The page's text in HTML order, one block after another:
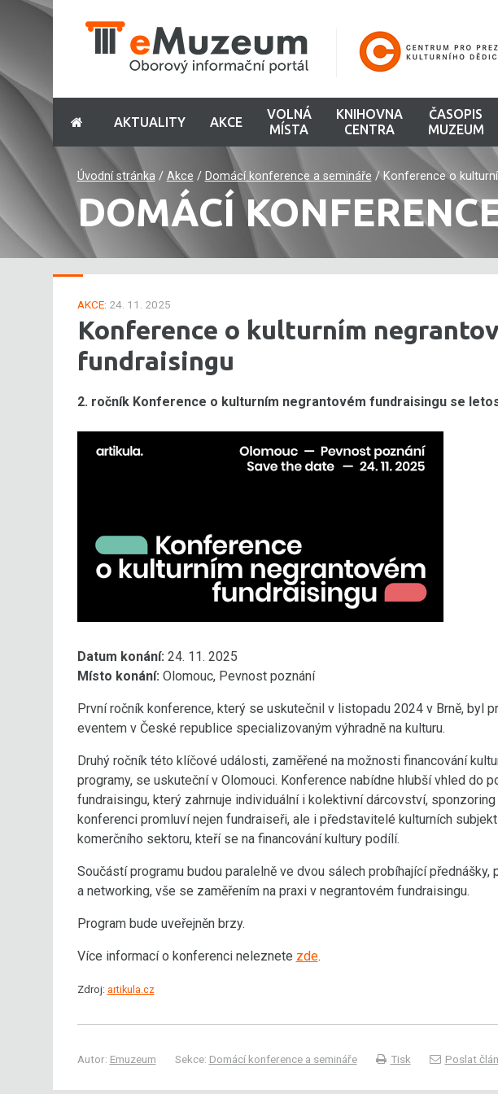
AKTUALITY AKCE
VOLNÁ
MÍSTA
KNIHOVNA
CENTRA
ČASOPIS
MUZEUM
Úvodní stránka/ Akce / Domácí konference a semináře / Konference o
DOMÁCÍ
AKCE: 24. 11. 2025
Konference o kulturním
fundraisingu
2. ročník Konference o kulturním negrantovém fundraisingu se
Datum konání: 24. 11. 2025
Místo konání: Olomouc, Pevnost poznání
První ročník konference, který se uskutečnil v listopadu 2024 v Brně, byl
eventem v České republice specializovaným výhradně na kulturu.
Druhý ročník této klíčové události, zaměřené na možnosti financování
programy, se uskuteční v Olomouci. Konference nabídne hlubší vhled do
fundraisingu, který zahrnuje individuální i kolektivní dárcovství,
konferenci promluví nejen fundraiseři, ale i představitelé kulturních
komerčního sektoru, kteří se na financování kultury podílí.
Součástí programu budou paralelně ve dvou sálech probíhající
a networking, vše se zaměřením na praxi v negrantovém fundraisingu.
Program bude uveřejněn brzy.
Více informací o konferenci neleznete zde.
Zdroj: artikula.cz
Autor: Emuzeum Sekce: Domácí konference a semináře Tisk Poslat